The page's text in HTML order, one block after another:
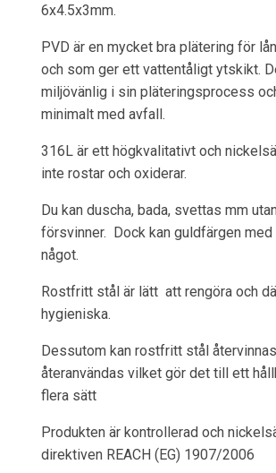
6x4.5x3mm.
PVD är en mycket bra plätering för
och som ger ett vattentåligt ytskikt.
miljövänlig i sin pläteringsprocess
minimalt med avfall.
316L är ett högkvalitativt och
inte rostar och oxiderar.
Du kan duscha, bada, svettas mm
försvinner. Dock kan guldfärgen
något.
Rostfritt stål är lätt att rengöra och
hygieniska.
Dessutom kan rostfritt stål
återanvändas vilket gör det till ett
flera sätt
Produkten är kontrollerad och
direktiven REACH (EG) 1907/2006